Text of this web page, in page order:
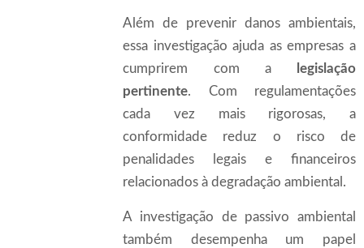
Além de prevenir danos ambientais,
essa investigação ajuda as empresas a
cumprirem com a
legislação
pertinente. Com regulamentações
cada vez mais rigorosas, a
conformidade reduz o risco de
penalidades legais e financeiros
relacionados à degradação ambiental.
A investigação de passivo ambiental
também desempenha um papel